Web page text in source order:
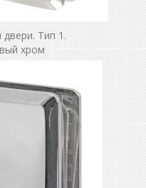
Тип 1.
хром